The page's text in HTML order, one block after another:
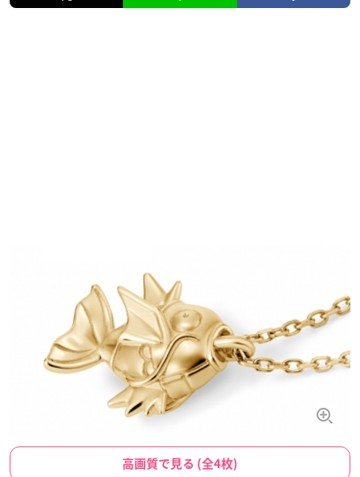
高画質で見る (全4枚)